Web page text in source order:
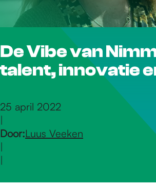
r
d
e
De Vibe van
talent, innovatie
25 april 2022
|
Door:Luus Veeken
|
|